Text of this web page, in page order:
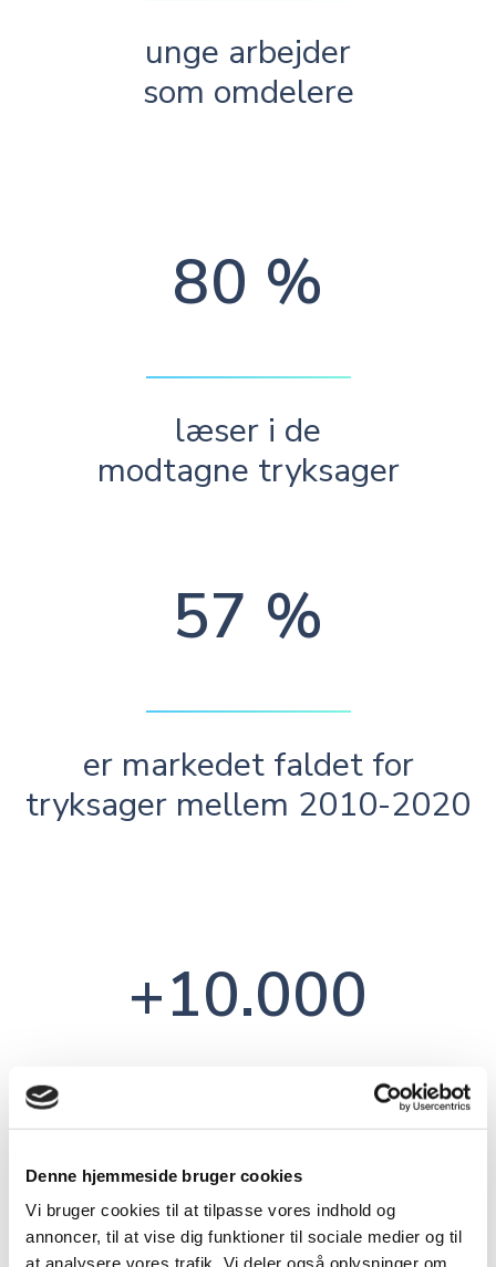
Denne hjemmeside bruger cookies
Vi bruger cookies til at tilpasse vores indhold og
annoncer, til at vise dig funktioner til sociale medier og til
at analysere vores trafik. Vi deler også oplysninger om
unge arbejder
som omdelere
80 %
læser i de
modtagne tryksager
57 %
er markedet faldet for
tryksager mellem 2010-2020
+10.000
unge søger job som omdeler pr.
år